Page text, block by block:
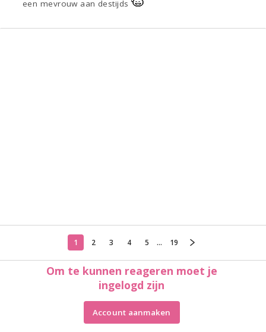
een mevrouw aan destijds
1 2 3 4 5 ... 19
Om te kunnen reageren moet je
ingelogd zijn
Account aanmaken